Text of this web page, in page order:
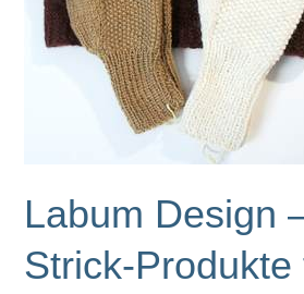
Labum Design
Strick-Produkte